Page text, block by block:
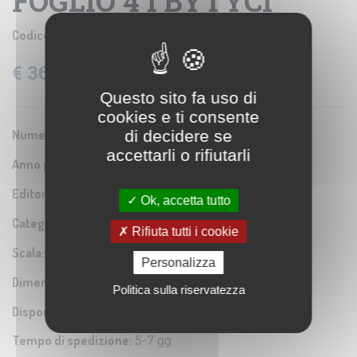
Codice prodotto:
€ 36,60 IVA: 22% Inclusa
Numero Serie:
Anno pubblicazione:1941
Editore/Produttore: Istituto Geografico Militare
Categoria: Riproduzione di carta antica
Scala:
Dimensioni: 55x54 cm
Disponibilità:
Tempo di spedizione: 5-7 gg
Questo sito fa uso di
cookies e ti consente
di decidere se
accettarli o rifiutarli
Ok, accetta tutto
Rifiuta tutti i cookie
Personalizza
Politica sulla riservatezza